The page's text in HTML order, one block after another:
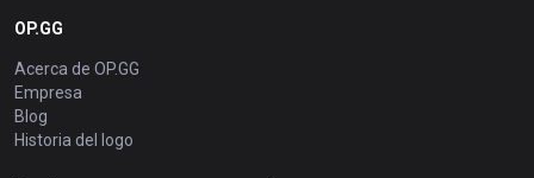
OP.GG
Acerca de OP.GG
Empresa
Blog
Historia del logo